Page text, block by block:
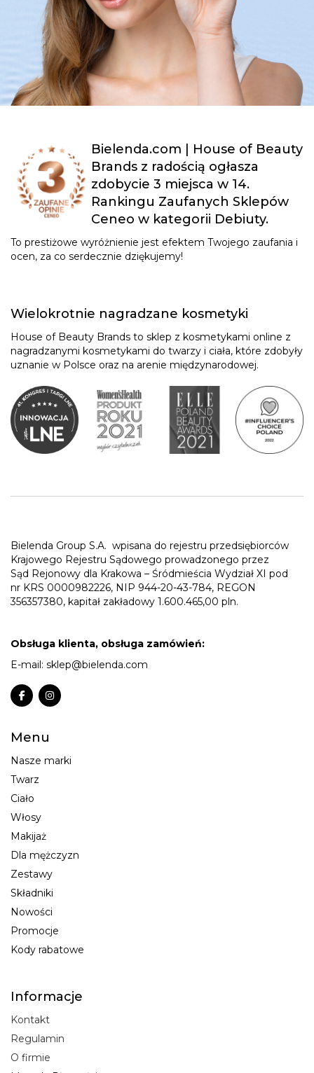
Bielenda.com | House of Beauty
Brands z radością ogłasza
zdobycie 3 miejsca w 14.
Rankingu Zaufanych Sklepów
Ceneo w kategorii Debiuty.
To prestiżowe wyróżnienie jest efektem Twojego zaufania i
ocen, za co serdecznie dziękujemy!
Wielokrotnie nagradzane kosmetyki
House of Beauty Brands to sklep z kosmetykami online z
nagradzanymi kosmetykami do twarzy i ciała, które zdobyły
uznanie w Polsce oraz na arenie międzynarodowej.
Bielenda Group S.A. wpisana do rejestru przedsiębiorców
Krajowego Rejestru Sądowego prowadzonego przez
Sąd Rejonowy dla Krakowa – Śródmieścia Wydział XI pod
nr KRS 0000982226, NIP 944-20-43-784, REGON
356357380, kapitał zakładowy 1.600.465,00 pln.
Obsługa klienta, obsługa zamówień:
E-mail: sklep@bielenda.com
Menu
Nasze marki
Twarz
Ciało
Włosy
Makijaż
Dla mężczyzn
Zestawy
Składniki
Nowości
Promocje
Kody rabatowe
Informacje
Kontakt
Regulamin
O firmie